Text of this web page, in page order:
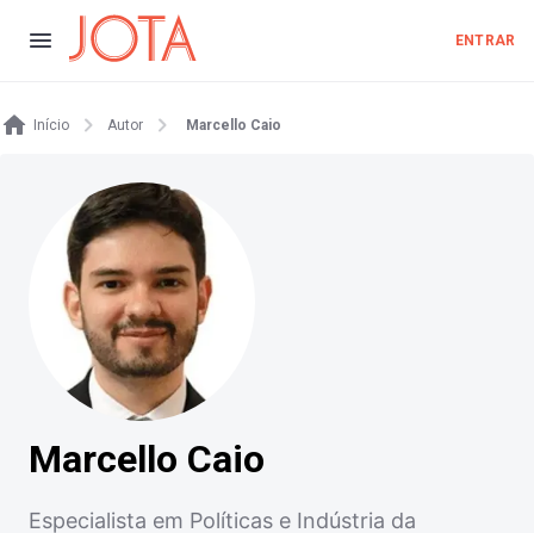
ENTRAR
Início Autor Marcello Caio
Marcello Caio
Especialista em Políticas e Indústria da